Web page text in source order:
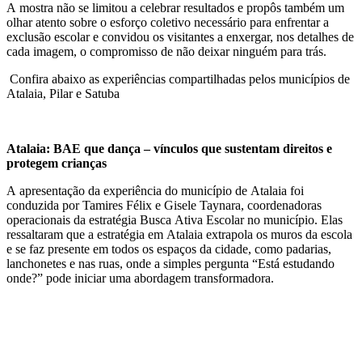
A mostra não se limitou a celebrar resultados e propôs também um
olhar atento sobre o esforço coletivo necessário para enfrentar a
exclusão escolar e convidou os visitantes a enxergar, nos detalhes de
cada imagem, o compromisso de não deixar ninguém para trás.
Confira abaixo as experiências compartilhadas pelos municípios de
Atalaia, Pilar e Satuba
Atalaia: BAE que dança – vínculos que sustentam direitos e
protegem crianças
A apresentação da experiência do município de Atalaia foi
conduzida por Tamires Félix e Gisele Taynara, coordenadoras
operacionais da estratégia Busca Ativa Escolar no município. Elas
ressaltaram que a estratégia em Atalaia extrapola os muros da escola
e se faz presente em todos os espaços da cidade, como padarias,
lanchonetes e nas ruas, onde a simples pergunta “Está estudando
onde?” pode iniciar uma abordagem transformadora.